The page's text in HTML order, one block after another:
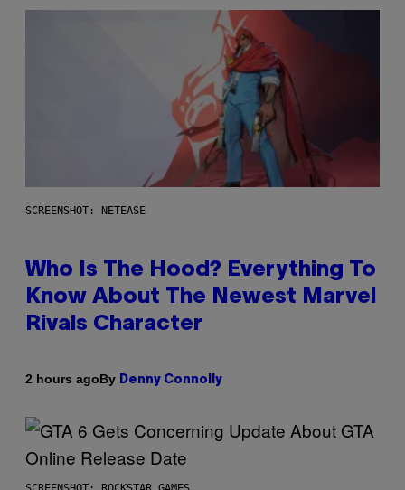
SCREENSHOT: NETEASE
Who Is The Hood? Everything To
Know About The Newest Marvel
Rivals Character
2 hours agoBy Denny Connolly